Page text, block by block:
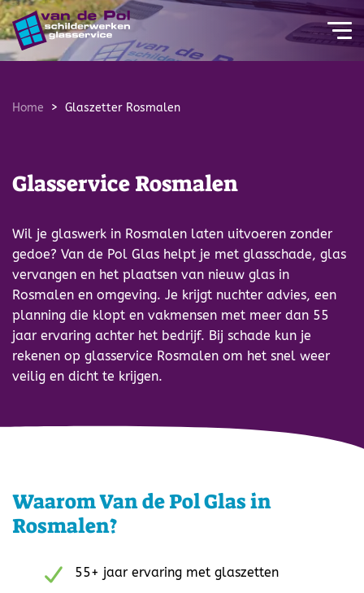
overslaan
Home Glaszetter Rosmalen
Glasservice Rosmalen
Wil je glaswerk in Rosmalen laten uitvoeren zonder
gedoe? Van de Pol Glas helpt je met glasschade, glas
vervangen en het plaatsen van nieuw glas in
Rosmalen en omgeving. Je krijgt nuchter advies, een
planning die klopt en vakmensen met meer dan 55
jaar ervaring achter het bedrijf. Bij schade kun je
rekenen op glasservice Rosmalen om het snel weer
veilig en dicht te krijgen.
Waarom Van de Pol Glas in
Rosmalen?
55+ jaar ervaring met glaszetten